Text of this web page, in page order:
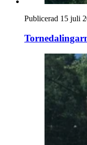
Publicerad 15 juli